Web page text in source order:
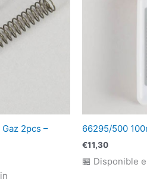
2pcs –
66295/500
€11,30
🏪 Disponible